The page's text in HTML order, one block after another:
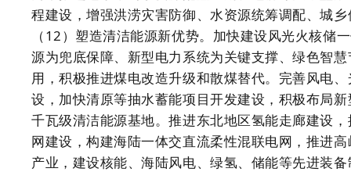
程建设，增强洪涝灾害防御、水资源统筹调配、城
（12）塑造清洁能源新优势。加快建设风光火核储
源为兜底保障、新型电力系统为关键支撑、绿色智
用，积极推进煤电改造升级和散煤替代。完善风电
设，加快清原等抽水蓄能项目开发建设，积极布局
千瓦级清洁能源基地。推进东北地区氢能走廊建设
网建设，构建海陆一体交直流柔性混联电网，推进
产业，建设核能、海陆风电、绿氢、储能等先进装